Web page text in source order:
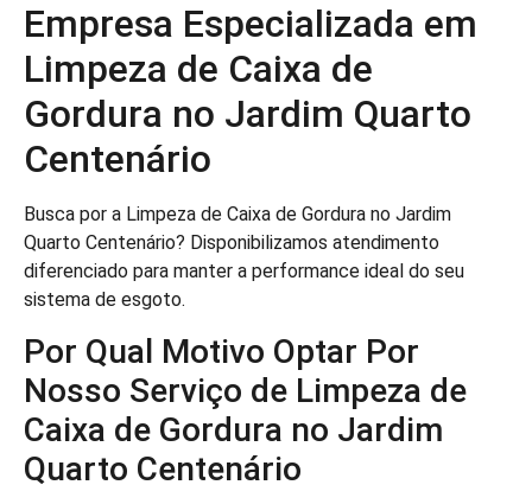
Empresa Especializada em
Limpeza de Caixa de
Gordura no Jardim Quarto
Centenário
Busca por a Limpeza de Caixa de Gordura no Jardim
Quarto Centenário? Disponibilizamos atendimento
diferenciado para manter a performance ideal do seu
sistema de esgoto.
Por Qual Motivo Optar Por
Nosso Serviço de Limpeza de
Caixa de Gordura no Jardim
Quarto Centenário